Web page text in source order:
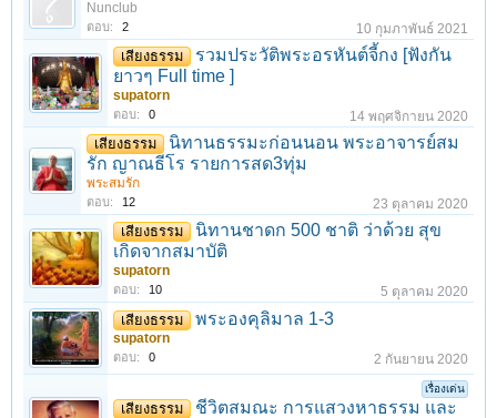
Nunclub
ตอบ: 2 10 กุมภาพันธ์ 2021
เสียงธรรม
รวมประวัติพระอรหันต์จี้กง [ฟังกัน
ยาวๆ Full time ]
supatorn
ตอบ: 0 14 พฤศจิกายน 2020
เสียงธรรม
นิทานธรรมะก่อนนอน พระอาจารย์สม
รัก ญาณธีโร รายการสด3ทุ่ม
พระสมรัก
ตอบ: 12 23 ตุลาคม 2020
เสียงธรรม
นิทานชาดก 500 ชาติ ว่าด้วย สุข
เกิดจากสมาบัติ
supatorn
ตอบ: 10 5 ตุลาคม 2020
เสียงธรรม พระองคุลิมาล 1-3
supatorn
ตอบ: 0 2 กันยายน 2020
เรื่องเด่น
เสียงธรรม
ชีวิตสมณะ การแสวงหาธรรม และ